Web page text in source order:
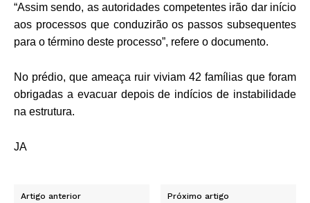
“Assim sendo, as autoridades competentes irão dar início
aos processos que conduzirão os passos subsequentes
para o término deste processo”, refere o documento.
No prédio, que ameaça ruir viviam 42 famílias que foram
obrigadas a evacuar depois de indícios de instabilidade
na estrutura.
JA
Artigo anterior Próximo artigo